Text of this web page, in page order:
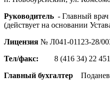
Руководитель - Главный
(действует на основании
Лицензия № Л041-01123-28/
Тел/факс: 8 (416 34) 22 451
Главный бухгалтер